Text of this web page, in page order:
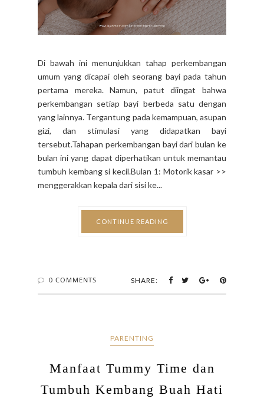
Di bawah ini menunjukkan tahap perkembangan
umum yang dicapai oleh seorang bayi pada tahun
pertama mereka. Namun, patut diingat bahwa
perkembangan setiap bayi berbeda satu dengan
yang lainnya. Tergantung pada kemampuan, asupan
gizi, dan stimulasi yang didapatkan bayi
tersebut.Tahapan perkembangan bayi dari bulan ke
bulan ini yang dapat diperhatikan untuk memantau
tumbuh kembang si kecil.Bulan 1: Motorik kasar >>
menggerakkan kepala dari sisi ke...
CONTINUE READING
0 COMMENTS SHARE:
PARENTING
Manfaat Tummy Time dan
Tumbuh Kembang Buah Hati